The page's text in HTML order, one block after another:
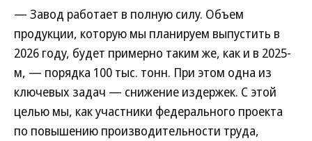
— Завод работает в полную силу. Объем
продукции, которую мы планируем выпустить в
2026 году, будет примерно таким же, как и в 2025-
м, — порядка 100 тыс. тонн. При этом одна из
ключевых задач — снижение издержек. С этой
целью мы, как участники федерального проекта
по повышению производительности труда,